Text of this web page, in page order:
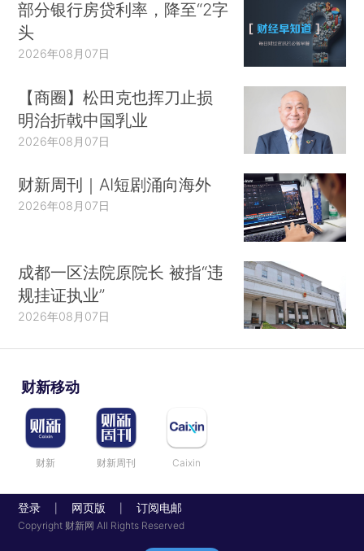
部分银行房贷利率，降至“2字
头
2026年08月07日
【商圈】松田克也挥刀止损
明治折戟中国乳业
2026年08月07日
财新周刊｜AI短剧涌向海外
2026年08月07日
成都一区法院原院长 被指“违
规挂证执业”
2026年08月07日
财新移动
财新 财新周刊 Caixin
登录 网页版 订阅电邮
Copyright 财新网 All Rights Reserved